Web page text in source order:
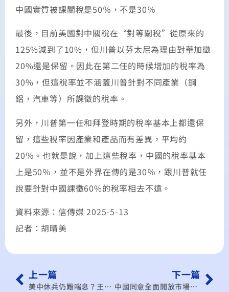
中國實質被課關稅是50％，不是30％
最後，目前美國對中關稅在“對等關稅”從原來的
125%減到了10%，但川普以芬太尼為理由對華加徵
20%還是保留。因此在第二任的時候增加的稅率為
30%，但這稅率並不涵蓋川普針對不同產業（鋼
鋁，汽車等）所課徵的稅率。
另外，川普第一任和拜登時期的稅率基本上都還保
留，這些稅率因產業和產品而有差異，平均約
20％。也就是說，加上這些稅率，中國的稅率基本
上是50％，並不是外界在傳的是30％，跟川普就任
說要針對中國課徵60%的稅率相去不遠。
資料來源：信傳媒 2025-5-13
記者：胡晴美
上一篇
美中休兵仍難喘息？王健全示警：關稅超過這區間，台灣GDP恐跌至1.66%
下一篇
中國同意全面開放市場？！學者：礙於國安因素可能性很低